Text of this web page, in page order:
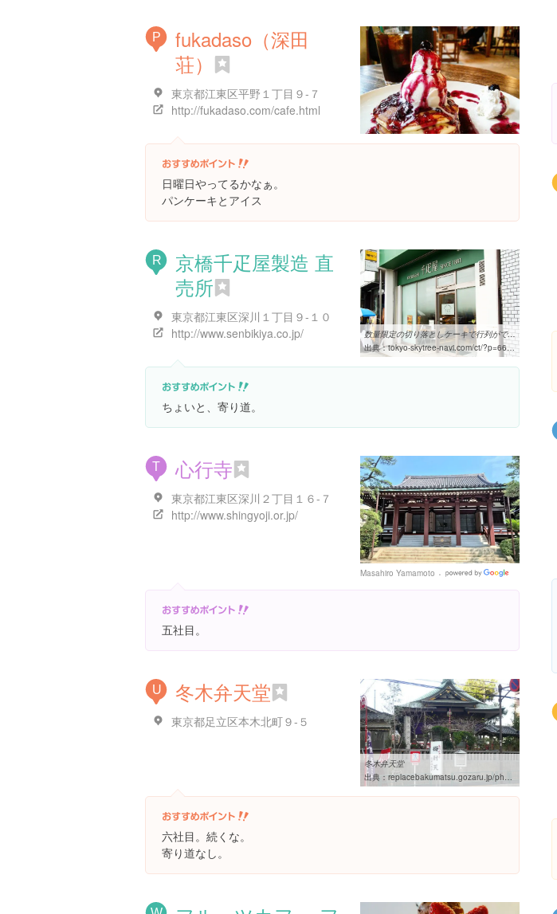
P
fukadaso（深田
荘）
東京都江東区平野１丁目９-７
http://fukadaso.com/cafe.html
日曜日やってるかなぁ。
パンケーキとアイス
R
京橋千疋屋製造 直
売所
東京都江東区深川１丁目９-１０
http://www.senbikiya.co.jp/
数量限定の切り落としケーキで行列ができる「京橋 千疋屋製造 直売所 ...
出典：tokyo-skytree-navi.com/ct/?p=6688
ちょいと、寄り道。
T 心行寺
東京都江東区深川２丁目１６-７
http://www.shingyoji.or.jp/
Masahiro Yamamoto
Places
五社目。
U 冬木弁天堂
東京都足立区本木北町９-５
冬木弁天堂
出典： replacebakumatsu.gozaru.jp/photo[edo-huyugibentendo].htm
六社目。続くな。
寄り道なし。